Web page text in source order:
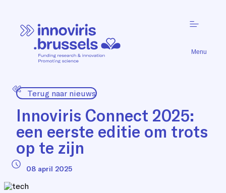
Menu
Terug naar nieuws
Innoviris Connect 2025:
een eerste editie om trots
op te zijn
08 april 2025